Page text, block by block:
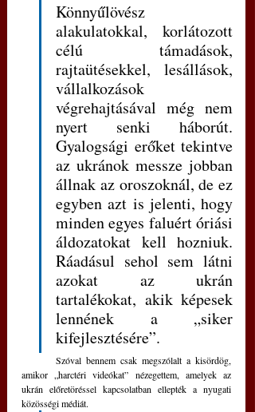
Könnyűlövész
alakulatokkal, korlátozott
célú támadások,
rajtaütésekkel, lesállások,
vállalkozások
végrehajtásával még nem
nyert senki háborút.
Gyalogsági erőket tekintve
az ukránok messze jobban
állnak az oroszoknál, de ez
egyben azt is jelenti, hogy
minden egyes faluért óriási
áldozatokat kell hozniuk.
Ráadásul sehol sem látni
azokat az ukrán
tartalékokat, akik képesek
lennének a „siker
kifejlesztésére”.
amikor „harctéri videókat” nézegettem, amelyek az
ukrán előretöréssel kapcsolatban ellepték a nyugati
közösségi médiát.